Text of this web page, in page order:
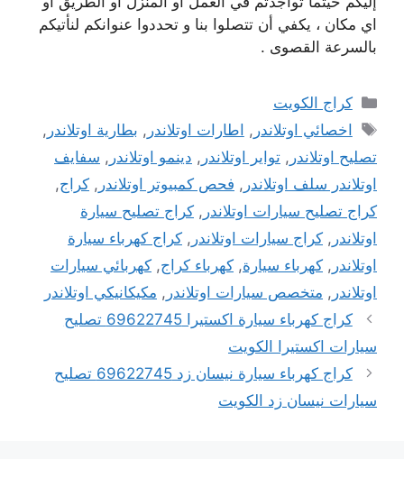
اي مكان ، يكفي أن تتصلوا بنا و تحددوا عنوانكم لنأتيكم
بالسرعة القصوى .
التصنيفات
كراج الكويت
الوسوم
اخصائي اوتلاندر , اطارات اوتلاندر , بطارية اوتلاندر ,
تصليح اوتلاندر , تواير اوتلاندر , دينمو اوتلاندر , سفايف
اوتلاندر سلف اوتلاندر , فحص كمبيوتر اوتلاندر , كراج,
كراج تصليح سيارات اوتلاندر , كراج تصليح سيارة
اوتلاندر , كراج سيارات اوتلاندر , كراج كهرباء سيارة
اوتلاندر , كهرباء سيارة, كهرباء كراج, كهربائي سيارات
اوتلاندر , متخصص سيارات اوتلاندر , مكيكانيكي اوتلاندر
كراج كهرباء سيارة اكستيرا 69622745 تصليح
سيارات اكستيرا الكويت
كراج كهرباء سيارة نيسان زد 69622745 تصليح
سيارات نيسان زد الكويت